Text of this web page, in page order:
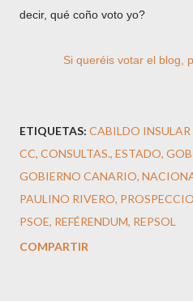
decir, qué coño voto yo?
Si queréis votar el blog,
ETIQUETAS: CABILDO INSULAR
CC CONSULTAS. ESTADO
GOBIERNO CANARIO
PAULINO RIVERO
PSOE REFÉRENDUM REPSOL
COMPARTIR